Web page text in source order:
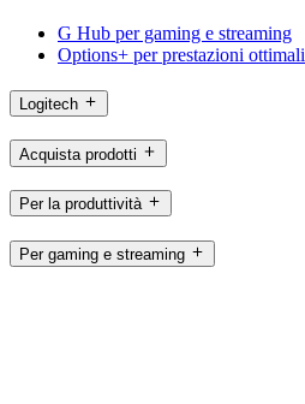
G Hub per gaming e streaming
Options+ per prestazioni ottimali
Logitech
Acquista prodotti
Per la produttività
Per gaming e streaming